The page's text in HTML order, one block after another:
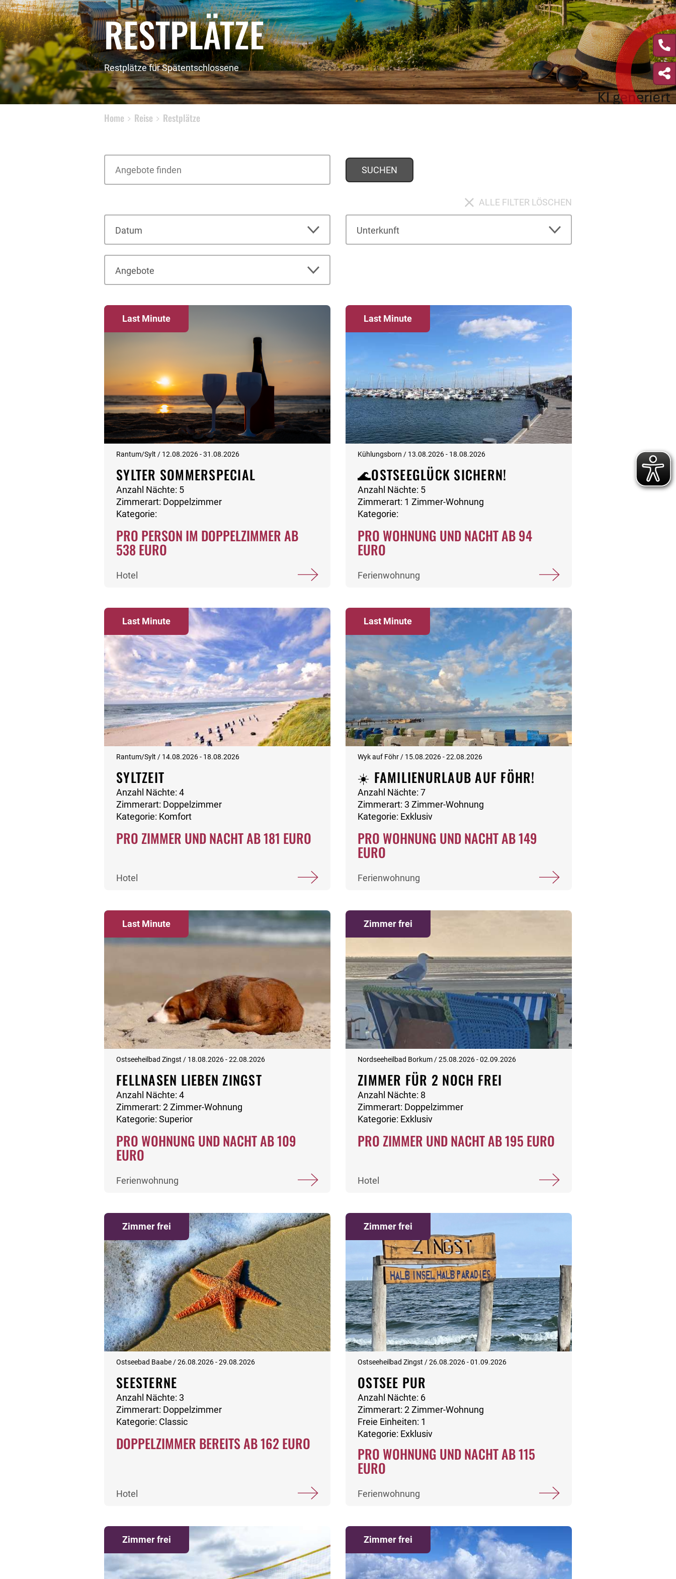
RESTPLÄTZE
Restplätze für Spätentschlossene
Home Reise Restplätze
SUCHEN
ALLE FILTER LÖSCHEN
Datum Unterkunft
Angebote
Last Minute
Rantum/Sylt / 12.08.2026 - 31.08.2026
SYLTER SOMMERSPECIAL
Anzahl Nächte: 5
Zimmerart: Doppelzimmer
Kategorie:
PRO PERSON IM DOPPELZIMMER AB
538 EURO
Hotel
Last Minute
Kühlungsborn / 13.08.2026 - 18.08.2026
🌊OSTSEEGLÜCK SICHERN!
Anzahl Nächte: 5
Zimmerart: 1 Zimmer-Wohnung
Kategorie:
PRO WOHNUNG UND NACHT AB 94
EURO
Ferienwohnung
Last Minute
Rantum/Sylt / 14.08.2026 - 18.08.2026
SYLTZEIT
Anzahl Nächte: 4
Zimmerart: Doppelzimmer
Kategorie: Komfort
PRO ZIMMER UND NACHT AB 181 EURO
Hotel
Last Minute
Wyk auf Föhr / 15.08.2026 - 22.08.2026
☀️ FAMILIENURLAUB AUF FÖHR!
Anzahl Nächte: 7
Zimmerart: 3 Zimmer-Wohnung
Kategorie: Exklusiv
PRO WOHNUNG UND NACHT AB 149
EURO
Ferienwohnung
Last Minute
Ostseeheilbad Zingst / 18.08.2026 - 22.08.2026
FELLNASEN LIEBEN ZINGST
Anzahl Nächte: 4
Zimmerart: 2 Zimmer-Wohnung
Kategorie: Superior
PRO WOHNUNG UND NACHT AB 109
EURO
Ferienwohnung
Zimmer frei
Nordseeheilbad Borkum / 25.08.2026 - 02.09.2026
ZIMMER FÜR 2 NOCH FREI
Anzahl Nächte: 8
Zimmerart: Doppelzimmer
Kategorie: Exklusiv
PRO ZIMMER UND NACHT AB 195 EURO
Hotel
Zimmer frei
Ostseebad Baabe / 26.08.2026 - 29.08.2026
SEESTERNE
Anzahl Nächte: 3
Zimmerart: Doppelzimmer
Kategorie: Classic
DOPPELZIMMER BEREITS AB 162 EURO
Hotel
Zimmer frei
Ostseeheilbad Zingst / 26.08.2026 - 01.09.2026
OSTSEE PUR
Anzahl Nächte: 6
Zimmerart: 2 Zimmer-Wohnung
Freie Einheiten: 1
Kategorie: Exklusiv
PRO WOHNUNG UND NACHT AB 115
EURO
Ferienwohnung
Zimmer frei Zimmer frei